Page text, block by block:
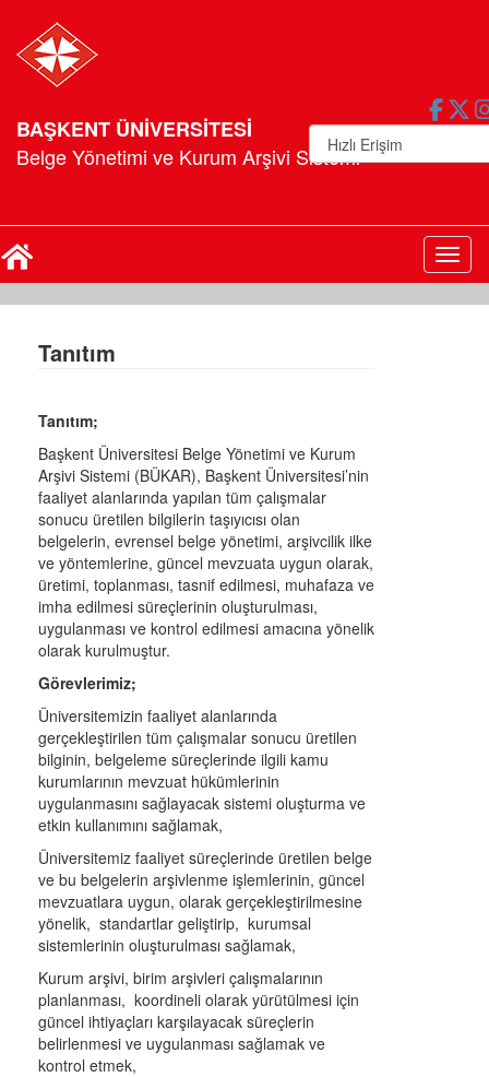
BAŞKENT ÜNİVERSİTESİ
Belge Yönetimi ve Kurum Arşivi Sistemi
Tanıtım
Tanıtım;
Başkent Üniversitesi Belge Yönetimi ve Kurum
Arşivi Sistemi (BÜKAR), Başkent Üniversitesi’nin
faaliyet alanlarında yapılan tüm çalışmalar
sonucu üretilen bilgilerin taşıyıcısı olan
belgelerin, evrensel belge yönetimi, arşivcilik ilke
ve yöntemlerine, güncel mevzuata uygun olarak,
üretimi, toplanması, tasnif edilmesi, muhafaza ve
imha edilmesi süreçlerinin oluşturulması,
uygulanması ve kontrol edilmesi amacına yönelik
olarak kurulmuştur.
Görevlerimiz;
Üniversitemizin faaliyet alanlarında
gerçekleştirilen tüm çalışmalar sonucu üretilen
bilginin, belgeleme süreçlerinde ilgili kamu
kurumlarının mevzuat hükümlerinin
uygulanmasını sağlayacak sistemi oluşturma ve
etkin kullanımını sağlamak,
Üniversitemiz faaliyet süreçlerinde üretilen belge
ve bu belgelerin arşivlenme işlemlerinin, güncel
mevzuatlara uygun, olarak gerçekleştirilmesine
yönelik, standartlar geliştirip, kurumsal
sistemlerinin oluşturulması sağlamak,
Kurum arşivi, birim arşivleri çalışmalarının
planlanması, koordineli olarak yürütülmesi için
güncel ihtiyaçları karşılayacak süreçlerin
belirlenmesi ve uygulanması sağlamak ve
kontrol etmek,